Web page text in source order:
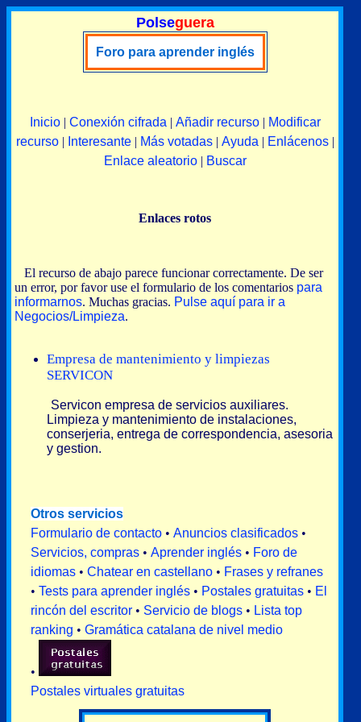
Polseguera
Foro para aprender inglés
Inicio| Conexión cifrada | Añadir recurso| Modificar
recurso| Interesante| Más votadas| Ayuda | Enlácenos|
Enlace aleatorio| Buscar
Enlaces rotos
El recurso de abajo parece funcionar correctamente. De ser
un error, por favor use el formulario de los comentarios para
informarnos. Muchas gracias. Pulse aquí para ir a
Negocios/Limpieza.
Empresa de mantenimiento y limpiezas
SERVICON
Servicon empresa de servicios auxiliares.
Limpieza y mantenimiento de instalaciones,
conserjeria, entrega de correspondencia, asesoria
y gestion.
Otros servicios
Formulario de contacto • Anuncios clasificados •
Servicios, compras • Aprender inglés • Foro de
idiomas • Chatear en castellano • Frases y refranes
• Tests para aprender inglés • Postales gratuitas • El
rincón del escritor • Servicio de blogs • Lista top
ranking • Gramática catalana de nivel medio
•
Postales virtuales gratuitas